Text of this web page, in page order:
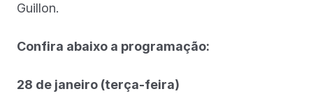
Guillon.
Confira abaixo a programação:
28 de janeiro (terça-feira)